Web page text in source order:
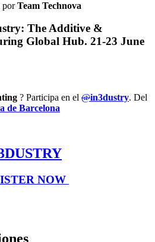
porTeam Technova
The Additive &
Global Hub. 21-23 June
? Participa en el @in3dustry. Del
de Barcelona
NOW